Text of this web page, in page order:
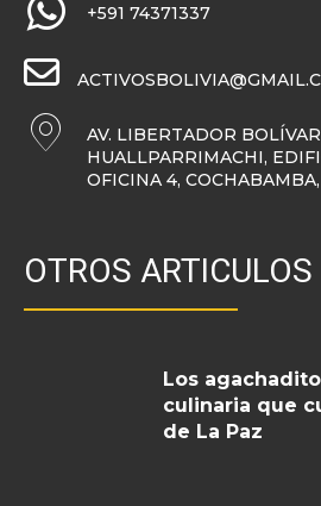
+591 74371337
AV. LIBERTADOR
HUALLPARRIMACHI,
OFICINA 4,
OTROS ARTICULOS
Los
culinaria que
de La Paz